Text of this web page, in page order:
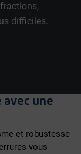
difficiles.
une
et robustesse
vous